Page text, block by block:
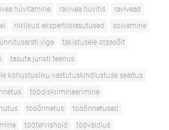
hüvitamine ravivea hüvitis
ravivead
riiklikud ekspertiisiasutused
solvamine
viga
takistusele otsasõit
tasuta juristi teenus
kohustusliku vastutuskindlustuse seadus
töödiskrimineerimine
tööõnnetus
tööõnnetused
töötervishoid
töövaidlus